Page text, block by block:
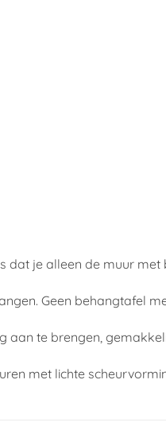
dat je alleen de muur
Geen behangtafel
aan te brengen,
met lichte